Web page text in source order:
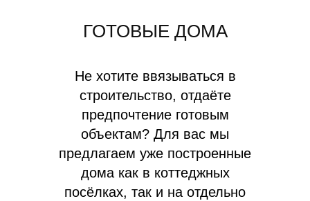
ГОТОВЫЕ ДОМА
Не хотите ввязываться в
строительство, отдаёте
предпочтение готовым
объектам? Для вас мы
предлагаем уже построенные
дома как в коттеджных
посёлках, так и на отдельно